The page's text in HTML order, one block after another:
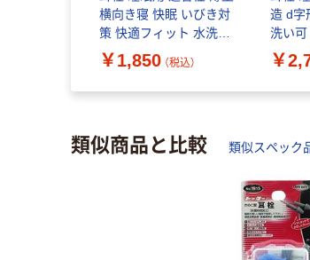
横向き寝 快眠 いびき対
策 快適フィット 水洗い
可 ブラック HCSL-
EP01BK エレコム 1個
（直送品）
￥1,850 （税込）
造 d字
洗い可
イト
レコム
￥
類似商品と比較 類似スペック